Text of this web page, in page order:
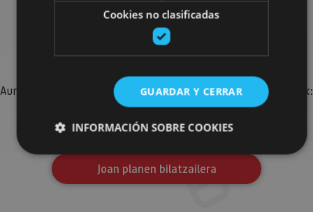
Bilatu plan gehiago
Aurkitu zure bidaia Nafarroan osatzeko planak eta iradokizunak:
jarduera antolatuak, bisitak eta agendaren ekitaldi
garrantzitsuenak.
Joan planen bilatzailera
Cookies no clasificadas
GUARDAR Y CERRAR
INFORMACIÓN SOBRE COOKIES
Cookies estrictamente necesarias